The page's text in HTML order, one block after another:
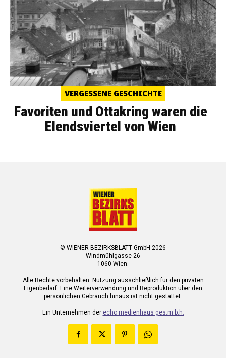
VERGESSENE GESCHICHTE
Favoriten und Ottakring waren die
Elendsviertel von Wien
© WIENER BEZIRKSBLATT GmbH 2026
Windmühlgasse 26
1060 Wien.
Alle Rechte vorbehalten. Nutzung ausschließlich für den privaten
Eigenbedarf. Eine Weiterverwendung und Reproduktion über den
persönlichen Gebrauch hinaus ist nicht gestattet.
Ein Unternehmen der echo medienhaus ges.m.b.h.